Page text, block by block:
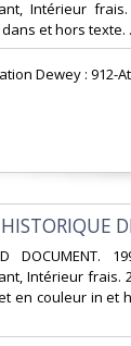
Intérieur
et hors texte.
Dewey : 912-
Intérieur frais.
en couleur in et